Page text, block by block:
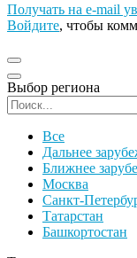
Получать на e‑mail
Войдите, чтобы
Выбор региона
Все
Дальнее
Ближнее
Москва
Санкт-
Татарстан
Башкортостан